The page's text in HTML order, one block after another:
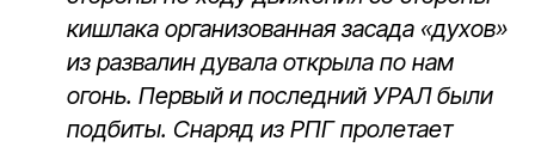
кишлака организованная засада «духов»
из развалин дувала открыла по нам
огонь. Первый и последний УРАЛ были
подбиты. Снаряд из РПГ пролетает